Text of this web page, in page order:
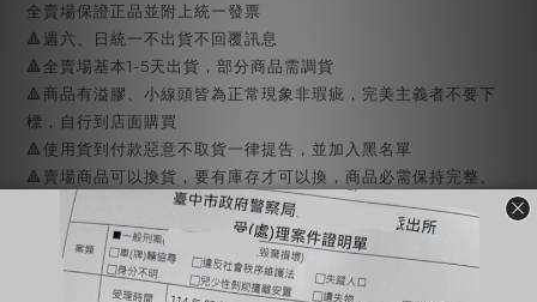
全賣場保證正品並附上統一發票
🔺週六、日統一不出貨不回覆訊息
🔺全賣場基本1-5天出貨，部分商品需調貨
🔺商品有溢膠、小線頭皆為正常現象非瑕疵，完美主義者不要下
標，自行到店面購買
🔺使用貨到付款惡意不取貨一律提告，並加入黑名單
🔺賣場商品可以換貨，要有庫存才可以換，商品必需保持完整、
吊牌不能剪，才能換貨，換貨須知請詳售後小卡
🔍【INSTAGRAM】：bjy_666